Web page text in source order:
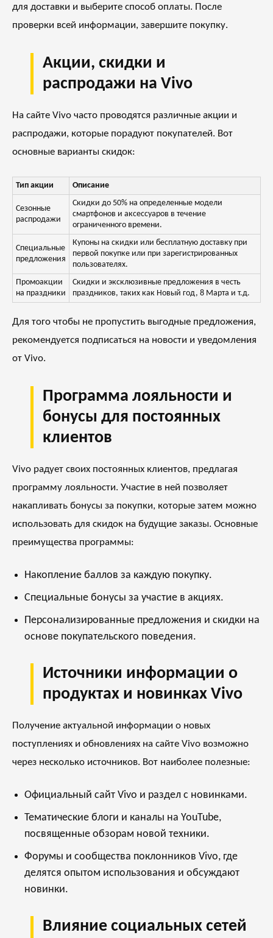
для доставки и выберите способ оплаты. После
проверки всей информации, завершите покупку.
Акции, скидки и
распродажи на Vivo
На сайте Vivo часто проводятся различные акции и
распродажи, которые порадуют покупателей. Вот
основные варианты скидок:
Тип акции Описание
Сезонные
распродажи
Скидки до 50% на определенные модели
смартфонов и аксессуаров в течение
ограниченного времени.
Специальные
предложения
Купоны на скидки или бесплатную доставку при
первой покупке или при зарегистрированных
пользователях.
Промоакции
на праздники
Скидки и эксклюзивные предложения в честь
праздников, таких как Новый год, 8 Марта и т.д.
Для того чтобы не пропустить выгодные предложения,
рекомендуется подписаться на новости и уведомления
от Vivo.
Программа лояльности и
бонусы для постоянных
клиентов
Vivo радует своих постоянных клиентов, предлагая
программу лояльности. Участие в ней позволяет
накапливать бонусы за покупки, которые затем можно
использовать для скидок на будущие заказы. Основные
преимущества программы:
Накопление баллов за каждую покупку.
Специальные бонусы за участие в акциях.
Персонализированные предложения и скидки на
основе покупательского поведения.
Источники информации о
продуктах и новинках Vivo
Получение актуальной информации о новых
поступлениях и обновлениях на сайте Vivo возможно
через несколько источников. Вот наиболее полезные:
Официальный сайт Vivo и раздел с новинками.
Тематические блоги и каналы на YouTube,
посвященные обзорам новой техники.
Форумы и сообщества поклонников Vivo, где
делятся опытом использования и обсуждают
новинки.
Влияние социальных сетей